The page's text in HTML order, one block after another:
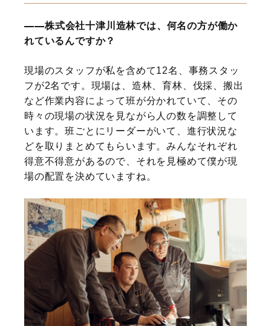
株式会社十津川造林では、何名の方が働か
れているんですか？
現場のスタッフが私を含めて12名、事務スタッ
フが2名です。現場は、造林、育林、伐採、搬出
など作業内容によって班が分かれていて、その
時々の現場の状況を見ながら人の数を調整して
います。班ごとにリーダーがいて、進行状況な
どを取りまとめてもらいます。みんなそれぞれ
得意不得意があるので、それを見極めて僕が現
場の配置を決めていますね。